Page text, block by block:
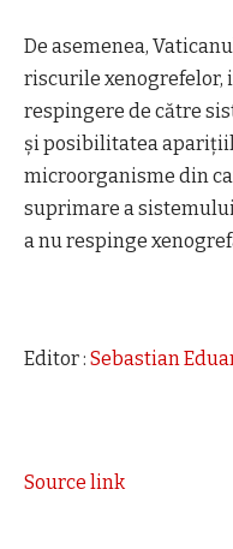
De asemenea,
riscurile xenogrefelor,
respingere de către
şi posibilitatea
microorganisme din
suprimare a
a nu respinge
Editor : Sebastian
Source link